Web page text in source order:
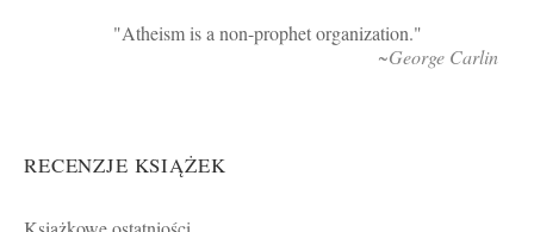
Atheism is a non-prophet organization.
~George Carlin
RECENZJE KSIĄŻEK